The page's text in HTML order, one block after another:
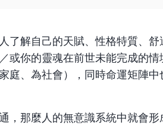
了解自己的天賦、性格特質、
或你的靈魂在前世未能完成的
庭、為社會），同時命運矩陣
，那麼人的無意識系統中就會